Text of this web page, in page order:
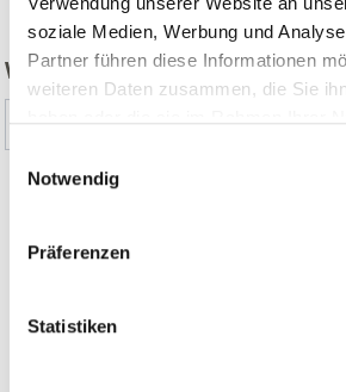
soziale Medien, Werbung und
Partner führen diese Informationen
weiteren Daten zusammen, die Sie
Einwilligungsauswahl
Notwendig
Präferenzen
Statistiken
WAR DER INHALT FÜR SIE
Ja
Nein
THEMENWEGE IM
ANZEIGEN